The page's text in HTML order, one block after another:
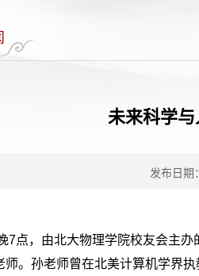
未来科学
发布日期
7点，由北大物理学院校友会主
师。孙老师曾在北美计算机学界